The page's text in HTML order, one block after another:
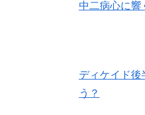
中二病心に響
ディケイド後
う？